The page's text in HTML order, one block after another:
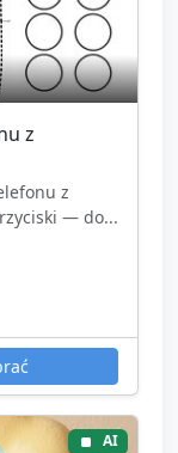
z
z
— do...
AI